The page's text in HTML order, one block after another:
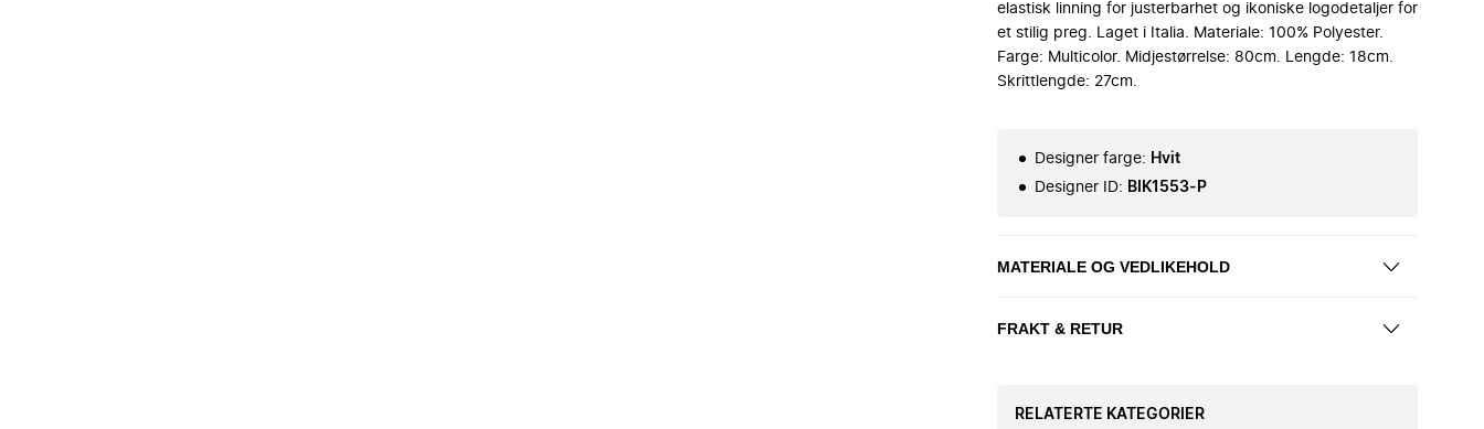
elastisk linning for justerbarhet og ikoniske logodetaljer for
et stilig preg. Laget i Italia. Materiale: 100% Polyester.
Farge: Multicolor. Midjestørrelse: 80cm. Lengde: 18cm.
Skrittlengde: 27cm.
Designer farge: Hvit
Designer ID: BIK1553-P
MATERIALE OG VEDLIKEHOLD
FRAKT & RETUR
RELATERTE KATEGORIER